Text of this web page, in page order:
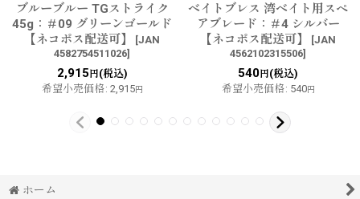
ブルーブルー TGストライク
45g：＃09 グリーンゴールド
【ネコポス配送可】
[JAN
4582754511026]
2,915 円(税込)
希望小売価格: 2,915円
ベイトブレス 湾ベイト用スペ
アブレード：＃4 シルバー
【ネコポス配送可】
[JAN
4562102315506]
540円(税込)
希望小売価格: 540円
ホーム